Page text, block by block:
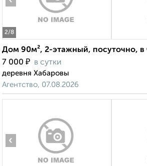
2/8
Дом 90м², 2-этажный, посуточно, в
7 000 ₽ в сутки
деревня Хабаровы
Агентство, 07.08.2026
‹